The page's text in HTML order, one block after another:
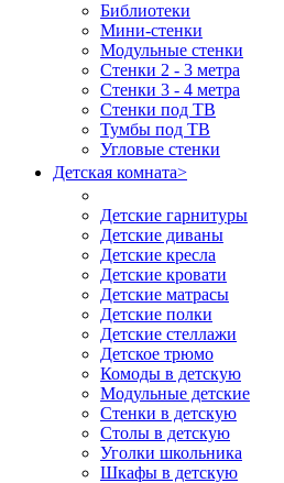
Библиотеки
Мини-стенки
Модульные стенки
Стенки 2 - 3 метра
Стенки 3 - 4 метра
Стенки под ТВ
Тумбы под ТВ
Угловые стенки
Детская комната>
Детские гарнитуры
Детские диваны
Детские кресла
Детские кровати
Детские матрасы
Детские полки
Детские стеллажи
Детское трюмо
Комоды в детскую
Модульные детские
Стенки в детскую
Столы в детскую
Уголки школьника
Шкафы в детскую